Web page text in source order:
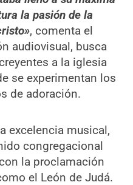
la pasión de la
, comenta el
audiovisual, busca
a la iglesia
se experimentan los
de adoración.
excelencia musical,
congregacional
la proclamación
el León de Judá.